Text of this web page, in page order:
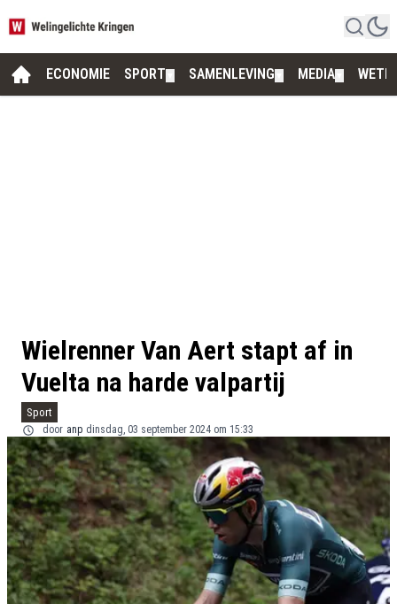
ECONOMIE SPORT SAMENLEVING MEDIA
Wielrenner Van Aert stapt af in
Vuelta na harde valpartij
Sport
door anp dinsdag, 03 september 2024 om 15:33